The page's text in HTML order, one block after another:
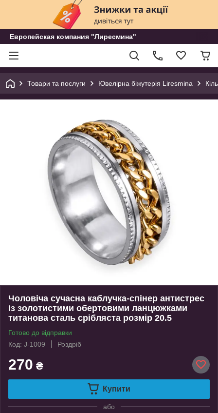
Европейская компания "Лиресмина"
Товари та послуги Ювелірна біжутерія Liresmina
Чоловіча сучасна каблучка-спінер антистрес
із золотистими обертовими ланцюжками
титанова сталь срібляста розмір 20.5
Готово до відправки
Код: J-1009
Роздріб
270 ₴
Купити
або